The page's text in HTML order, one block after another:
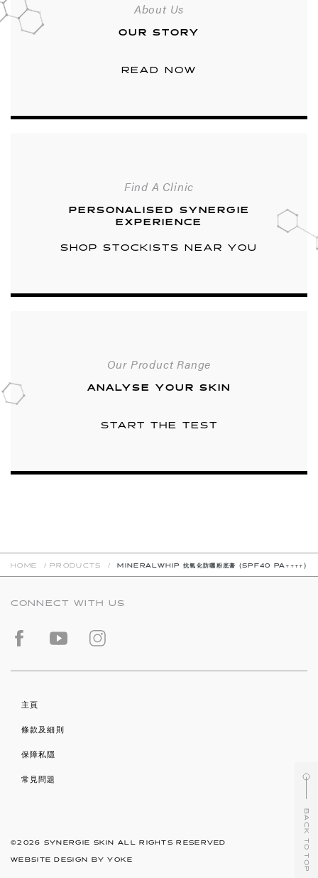
About Us
OUR STORY
READ NOW
Find A Clinic
PERSONALISED SYNERGIE
EXPERIENCE
SHOP STOCKISTS NEAR YOU
Our Product Range
ANALYSE YOUR SKIN
START THE TEST
HOME /PRODUCTS / MINERALWHIP 抗氧化防曬粉底膏 (SPF40 PA++++)
CONNECT WITH US
主頁
條款及細則
保障私隱
常見問題
©2026 SYNERGIE SKIN ALL RIGHTS RESERVED
WEBSITE DESIGN BYYOKE BACK TO TOP